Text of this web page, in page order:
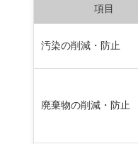
項目
汚染の削減・防止
廃棄物の削減・防止